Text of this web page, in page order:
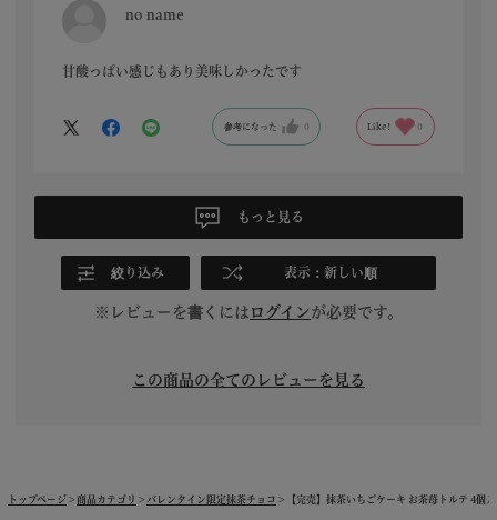
no name
甘酸っぱい感じもあり美味しかったです
参考になった Like!
もっと見る
絞り込み 表示：新しい順
※レビューを書くには ログインが必要です。
この商品の全てのレビューを見る
トップページ 商品カテゴリ バレンタイン限定抹茶チョコ 【完売】抹茶いちごケーキ お茶苺トルテ 4個